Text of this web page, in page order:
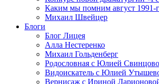
Каким мы помним август
Михаил Швейцер
Блоги
Блог Лицея
Алла Нестеренко
Михаил Гольденберг
Родословная с Юлией
Видоискатель с Юлией
Вернисаж с Ириной